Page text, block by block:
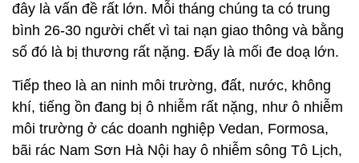
đây là vấn đề rất lớn. Mỗi tháng chúng ta có trung
bình 26-30 người chết vì tai nạn giao thông và bằng
số đó là bị thương rất nặng. Đấy là mối đe doạ lớn.
Tiếp theo là an ninh môi trường, đất, nước, không
khí, tiếng ồn đang bị ô nhiễm rất nặng, như ô nhiễm
môi trường ở các doanh nghiệp Vedan, Formosa,
bãi rác Nam Sơn Hà Nội hay ô nhiễm sông Tô Lịch,